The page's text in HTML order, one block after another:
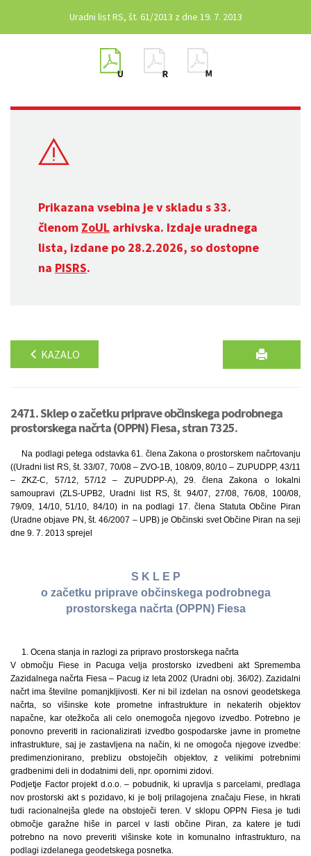
Uradni list RS, št. 61/2013 z dne 19. 7. 2013
Prikazana vsebina je v skladu s 33.
členom ZoUL arhivska. Izdaje uradnega
lista, izdane po 28.2.2026, so dostopne
na PISRS.
KAZALO
2471. Sklep o začetku priprave občinskega podrobnega
prostorskega načrta (OPPN) Fiesa, stran 7325.
Na podlagi petega odstavka 61. člena Zakona o prostorskem načrtovanju
((Uradni list RS, št. 33/07, 70/08 – ZVO-1B, 108/09, 80/10 – ZUPUDPP, 43/11
– ZKZ-C, 57/12, 57/12 – ZUPUDPP-A), 29. člena Zakona o lokalni
samoupravi (ZLS-UPB2, Uradni list RS, št. 94/07, 27/08, 76/08, 100/08,
79/09, 14/10, 51/10, 84/10) in na podlagi 17. člena Statuta Občine Piran
(Uradne objave PN, št. 46/2007 – UPB) je Občinski svet Občine Piran na seji
dne 9. 7. 2013 sprejel
S K L E P
o začetku priprave občinskega podrobnega
prostorskega načrta (OPPN) Fiesa
1. Ocena stanja in razlogi za pripravo prostorskega načrta
V območju Fiese in Pacuga velja prostorsko izvedbeni akt Sprememba
Zazidalnega načrta Fiesa – Pacug iz leta 2002 (Uradni obj. 36/02). Zazidalni
načrt ima številne pomanjkljivosti. Ker ni bil izdelan na osnovi geodetskega
načrta, so višinske kote prometne infrastrukture in nekaterih objektov
napačne, kar otežkoča ali celo onemogoča njegovo izvedbo. Potrebno je
ponovno preveriti in racionalizirati izvedbo gospodarske javne in prometne
infrastrukture, saj je zastavljena na način, ki ne omogoča njegove izvedbe:
predimenzionirano, preblizu obstoječih objektov, z velikimi potrebnimi
gradbenimi deli in dodatnimi deli, npr. opornimi zidovi.
Podjetje Factor projekt d.o.o. – pobudnik, ki upravlja s parcelami, predlaga
nov prostorski akt s pozidavo, ki je bolj prilagojena značaju Fiese, in hkrati
tudi racionalnejša glede na obstoječi teren. V sklopu OPPN Fiesa je tudi
območje garažne hiše in parcel v lasti občine Piran, za katere je tudi
potrebno na novo preveriti višinske kote in komunalno infrastrukturo, na
podlagi izdelanega geodetskega posnetka.